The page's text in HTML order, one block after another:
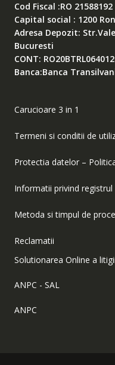
Cod Fiscal :RO 21588192
Capital social : 1200 Ron
Adresa Depozit:
Bucuresti
CONT:
Banca:Banca
Carucioare 3 in 1
Termeni si conditii de
Protectia datelor –
Informatii privind registrul
Metoda si timpul de
Reclamatii
Solutionarea Online a
ANPC - SAL
ANPC